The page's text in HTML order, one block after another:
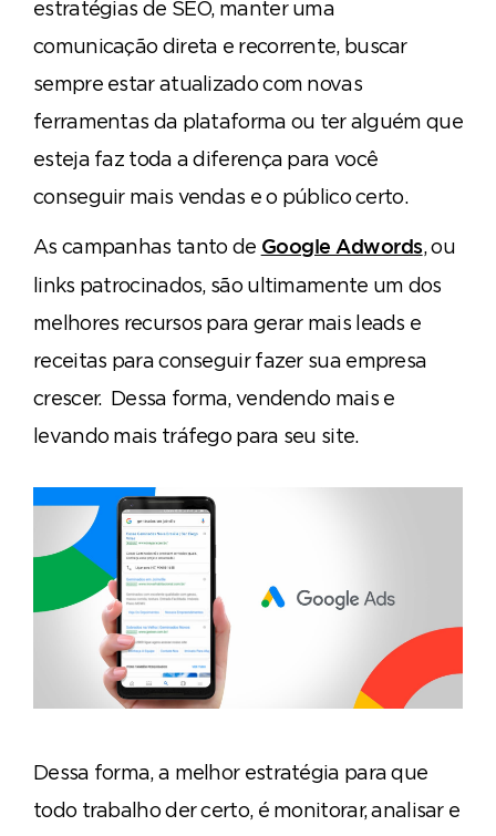
estratégias de SEO, manter uma
comunicação direta e recorrente, buscar
sempre estar atualizado com novas
ferramentas da plataforma ou ter alguém que
esteja faz toda a diferença para você
conseguir mais vendas e o público certo.
As campanhas tanto de Google Adwords, ou
links patrocinados, são ultimamente um dos
melhores recursos para gerar mais leads e
receitas para conseguir fazer sua empresa
crescer. Dessa forma, vendendo mais e
levando mais tráfego para seu site.
Dessa forma, a melhor estratégia para que
todo trabalho der certo, é monitorar, analisar e